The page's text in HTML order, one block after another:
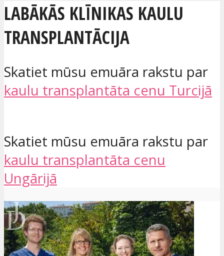
LABĀKĀS KLĪNIKAS KAULU
TRANSPLANTĀCIJA
Skatiet mūsu emuāra rakstu par
kaulu transplantāta cenu Turcijā
Skatiet mūsu emuāra rakstu par
kaulu transplantāta cenu
Ungārijā